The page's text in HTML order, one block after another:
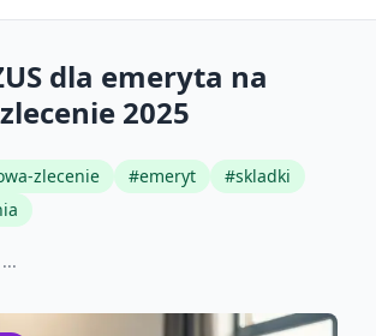
dla emeryta na
2025
zlecenie #emeryt #skladki
...